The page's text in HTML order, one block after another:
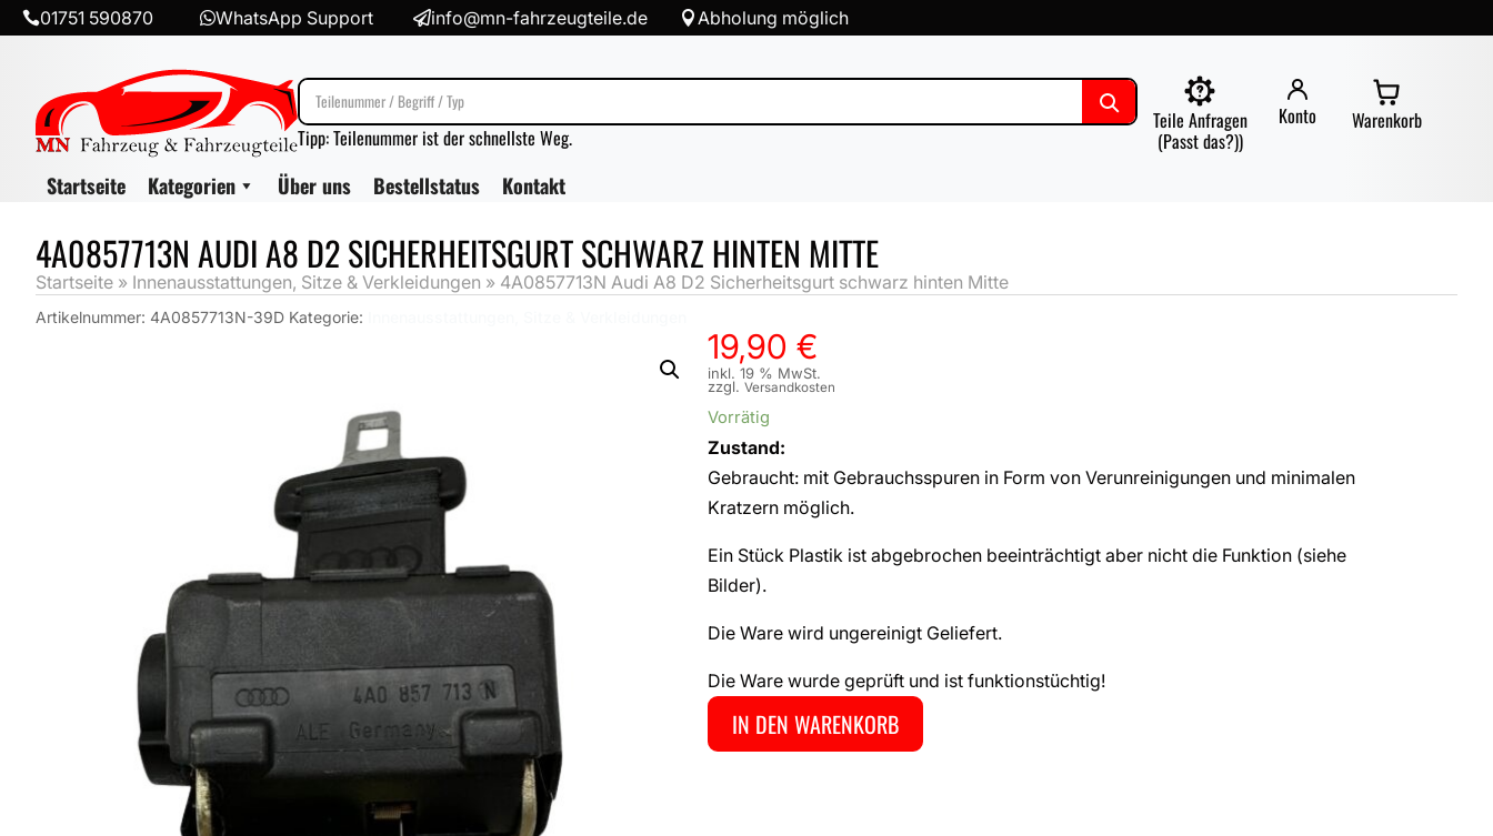
01751 590870 WhatsApp Support info@mn-fahrzeugteile.de Abholung möglich
Teile Anfragen
(Passt das?))
Konto Warenkorb
Tipp: Teilenummer ist der schnellste Weg.
Startseite Kategorien Über uns Bestellstatus Kontakt
4A0857713N AUDI A8 D2 SICHERHEITSGURT SCHWARZ HINTEN MITTE
Startseite » Innenausstattungen, Sitze & Verkleidungen » 4A0857713N Audi A8 D2 Sicherheitsgurt schwarz hinten Mitte
Artikelnummer: 4A0857713N-39D Kategorie:
19,90 €
inkl. 19 % MwSt.
zzgl. Versandkosten
Vorrätig
Zustand:
Gebraucht: mit Gebrauchsspuren in Form von Verunreinigungen und minimalen
Kratzern möglich.
Ein Stück Plastik ist abgebrochen beeinträchtigt aber nicht die Funktion (siehe
Bilder).
Die Ware wird ungereinigt Geliefert.
Die Ware wurde geprüft und ist funktionstüchtig!
IN DEN WARENKORB